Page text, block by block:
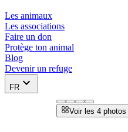
Les animaux
Les associations
Faire un don
Protège ton animal
Blog
Devenir un refuge
FR
Voir les 4 photos